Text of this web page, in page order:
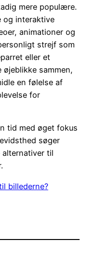
mere populære.
og interaktive
animationer og
strejf som
eller et
sammen,
en følelse af
for
tid med øget fokus
søger
alternativer til
billederne?